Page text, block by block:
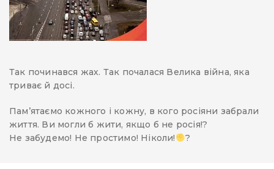
Так починався жах. Так почалася Велика війна, яка
триває й досі.
Пам’ятаємо кожного і кожну, в кого росіяни забрали
життя. Ви могли б жити, якщо б не росія!?
Не забудемо! Не простимо! Ніколи!
?